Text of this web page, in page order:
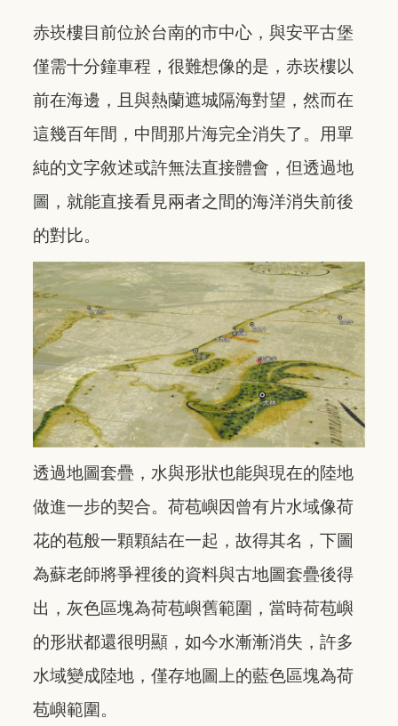
赤崁樓目前位於台南的市中心，與安平古堡
僅需十分鐘車程，很難想像的是，赤崁樓以
前在海邊，且與熱蘭遮城隔海對望，然而在
這幾百年間，中間那片海完全消失了。用單
純的文字敘述或許無法直接體會，但透過地
圖，就能直接看見兩者之間的海洋消失前後
的對比。
透過地圖套疊，水與形狀也能與現在的陸地
做進一步的契合。荷苞嶼因曾有片水域像荷
花的苞般一顆顆結在一起，故得其名，下圖
為蘇老師將爭裡後的資料與古地圖套疊後得
出，灰色區塊為荷苞嶼舊範圍，當時荷苞嶼
的形狀都還很明顯，如今水漸漸消失，許多
水域變成陸地，僅存地圖上的藍色區塊為荷
苞嶼範圍。